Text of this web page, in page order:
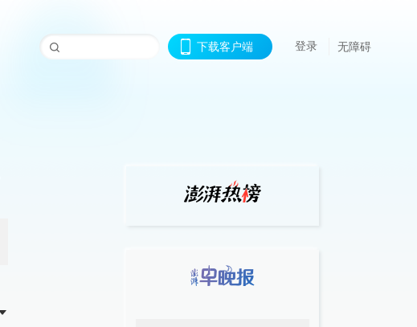
下载客户端 登录 无障碍